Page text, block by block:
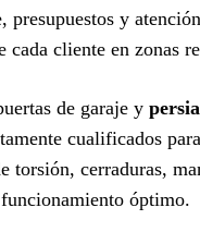
presupuestos y
cada cliente en zonas
de garaje y
cualificados
torsión, cerraduras,
óptimo.